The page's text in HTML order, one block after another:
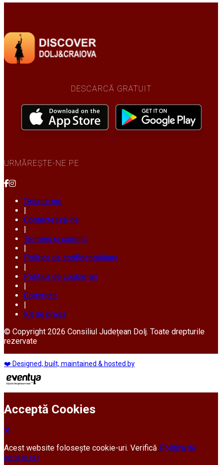
DESCARCĂ GRATUIT
URMĂREȘTE-NE PE
Despre noi
|
Contactează-ne
|
Termeni și condiții
|
Politica de confidențialitate
|
Politica de cookie-uri
|
Copyright
|
Kit de presă
© Copyright 2026 Consiliul Județean Dolj. Toate drepturile
rezervate
❤️ Designed, built, maintained & hosted by
Acceptă Cookies
Acest website folosește cookie-uri. Verifică Politica de
cookie-uri